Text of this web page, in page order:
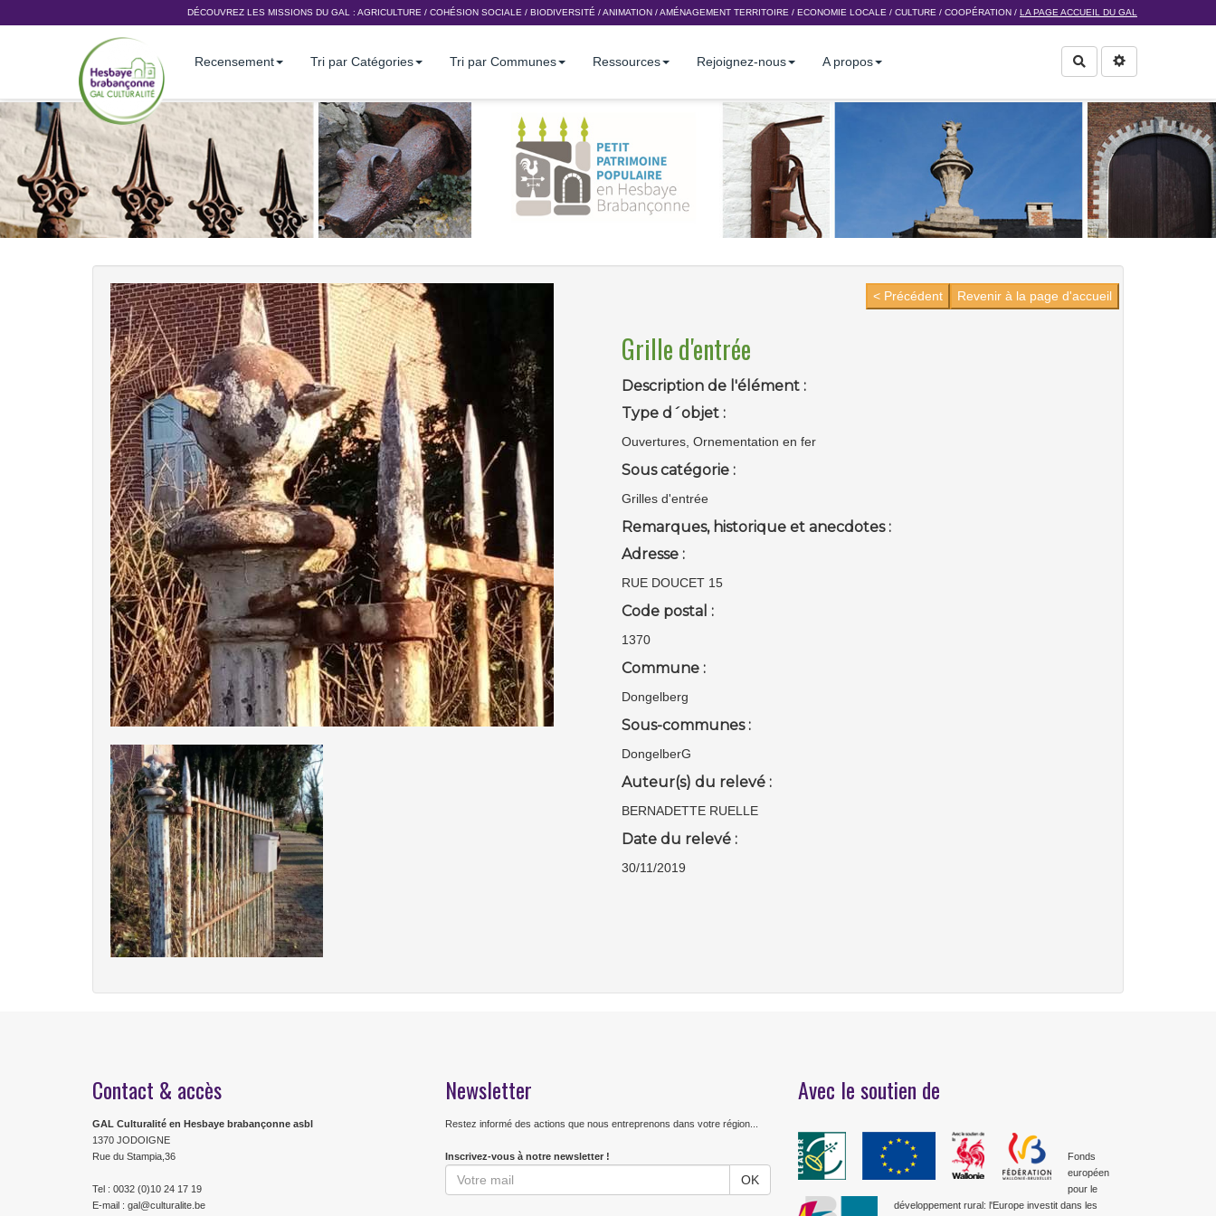
DÉCOUVREZ LES MISSIONS DU GAL : AGRICULTURE / COHÉSION SOCIALE / BIODIVERSITÉ /ANIMATION /AMÉNAGEMENT TERRITOIRE / ECONOMIE LOCALE / CULTURE / COOPÉRATION / LA PAGE ACCUEIL DU GAL
Recensement Tri par Catégories Tri par Communes Ressources Rejoignez-nous A propos Rechercher
Revenir à la page d'accueil
< Précédent
Grille d'entrée
Description de l'élément :
Type d´objet :
Ouvertures, Ornementation en fer
Sous catégorie :
Grilles d'entrée
Remarques, historique et anecdotes :
Adresse :
RUE DOUCET 15
Code postal :
1370
Commune :
Dongelberg
Sous-communes :
DongelberG
Auteur(s) du relevé :
BERNADETTE RUELLE
Date du relevé :
30/11/2019
Contact & accès
GAL Culturalité en Hesbaye brabançonne asbl
1370 JODOIGNE
Rue du Stampia,36
Tel : 0032 (0)10 24 17 19
E-mail : gal@culturalite.be
Newsletter
Restez informé des actions que nous entreprenons dans votre région...
Inscrivez-vous à notre newsletter !
Avec le soutien de
Fonds
européen
pour le
développement rural: l'Europe investit dans les